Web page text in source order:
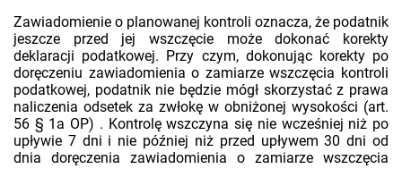
Zawiadomienie o planowanej kontroli oznacza, że podatnik
jeszcze przed jej wszczęcie może dokonać korekty
deklaracji podatkowej. Przy czym, dokonując korekty po
doręczeniu zawiadomienia o zamiarze wszczęcia kontroli
podatkowej, podatnik nie będzie mógł skorzystać z prawa
naliczenia odsetek za zwłokę w obniżonej wysokości (art.
56 § 1a OP) . Kontrolę wszczyna się nie wcześniej niż po
upływie 7 dni i nie później niż przed upływem 30 dni od
dnia doręczenia zawiadomienia o zamiarze wszczęcia